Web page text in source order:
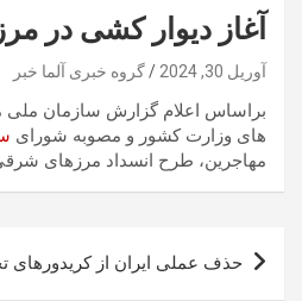
آغاز دیوار کشی در
آوریل 30, 2024 گروه خبری آلما خبر
براساس اعلام گزارش سازمان ملی
های وزارت کشور و مصوبه شورای
مهاجرین، طرح انسداد مرزهای
راهبری
نوشته
حذف عملی ایران از کریدورهای